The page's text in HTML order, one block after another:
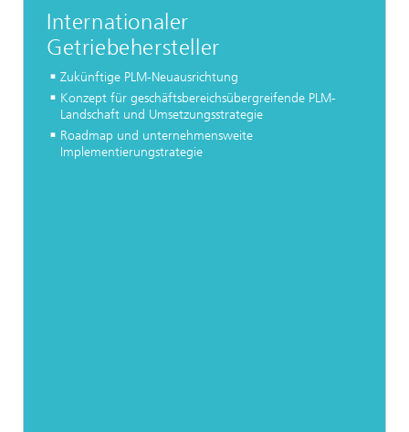
Internationaler
Getriebehersteller
Zukünftige PLM-Neuausrichtung
Konzept für geschäftsbereichsübergreifende PLM-
Landschaft und Umsetzungsstrategie
Roadmap und unternehmensweite
Implementierungstrategie